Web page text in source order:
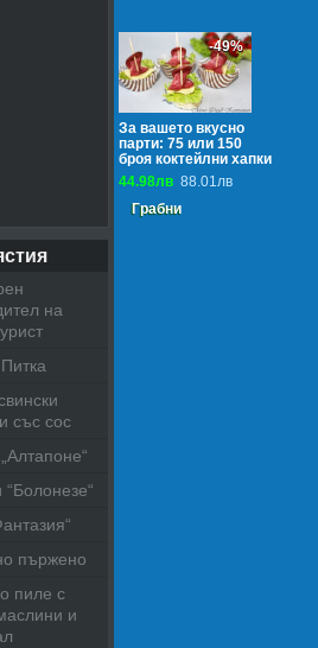
-49%
За вашето вкусно
парти: 75 или 150
броя коктейлни хапки
44.98лв 88.01лв
Грабни
на
със сос
“Болонезе“
пържено
пиле с
и